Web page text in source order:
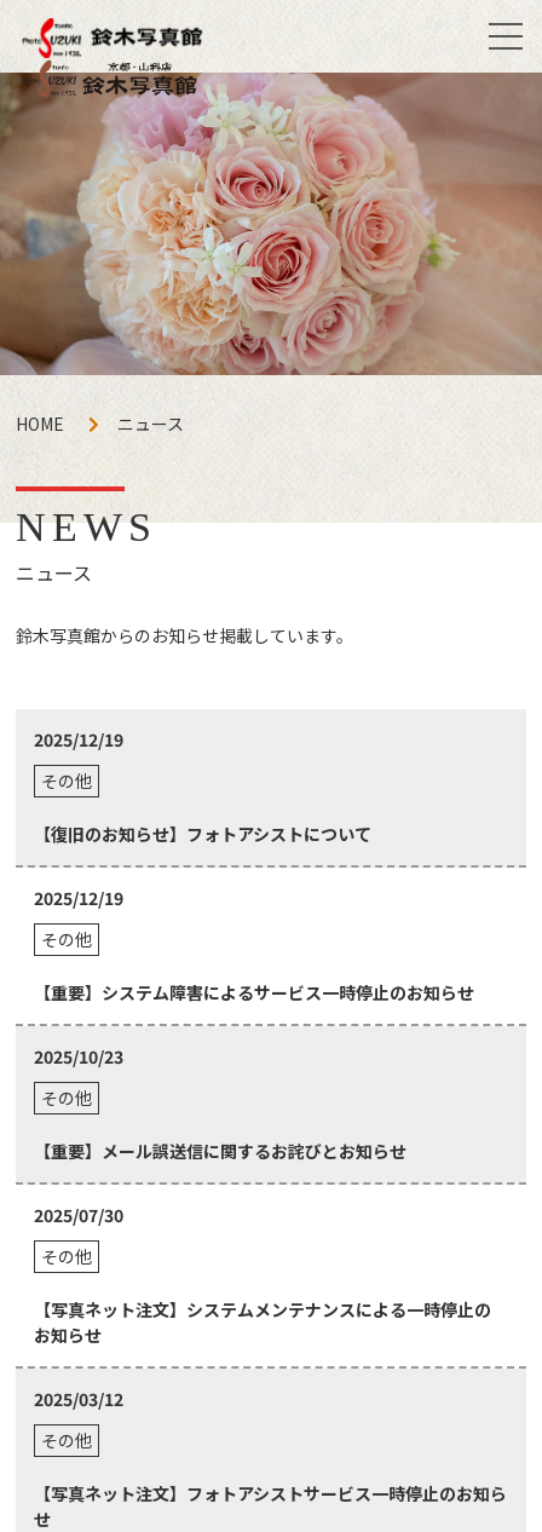
HOME ニュース
NEWS
ニュース
鈴木写真館からのお知らせ掲載しています。
2025/12/19
その他
【復旧のお知らせ】フォトアシストについて
2025/12/19
その他
【重要】システム障害によるサービス一時停止のお知らせ
2025/10/23
その他
【重要】メール誤送信に関するお詫びとお知らせ
2025/07/30
その他
【写真ネット注文】システムメンテナンスによる一時停止の
お知らせ
2025/03/12
その他
【写真ネット注文】フォトアシストサービス一時停止のお知ら
せ